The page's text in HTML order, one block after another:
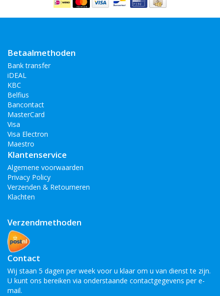
Betaalmethoden
Bank transfer
iDEAL
KBC
Belfius
Bancontact
MasterCard
Visa
Visa Electron
Maestro
Klantenservice
Algemene voorwaarden
Privacy Policy
Verzenden & Retourneren
Klachten
Verzendmethoden
Contact
Wij staan 5 dagen per week voor u klaar om u van dienst te zijn.
U kunt ons bereiken via onderstaande contactgegevens per e-
mail.